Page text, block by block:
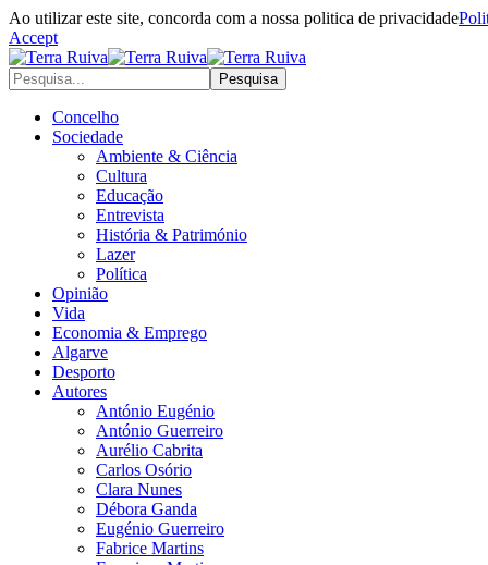
Ao utilizar este site, concorda com a nossa politica de privacidade
Accept
Concelho
Sociedade
Ambiente & Ciência
Cultura
Educação
Entrevista
História & Património
Lazer
Política
Opinião
Vida
Economia & Emprego
Algarve
Desporto
Autores
António Eugénio
António Guerreiro
Aurélio Cabrita
Carlos Osório
Clara Nunes
Débora Ganda
Eugénio Guerreiro
Fabrice Martins